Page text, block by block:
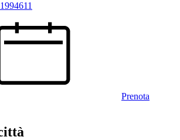
Prenota